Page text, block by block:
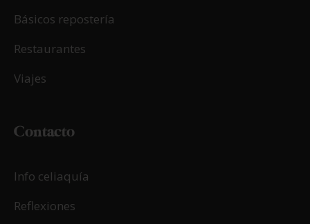
Básicos repostería
Restaurantes
Viajes
Contacto
Info celiaquía
Reflexiones